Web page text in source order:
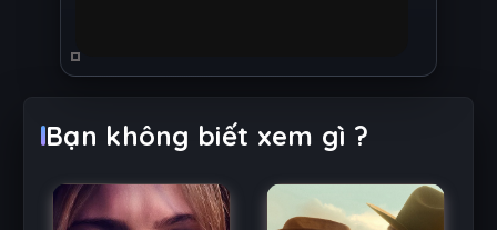
Bạn không biết xem gì ?